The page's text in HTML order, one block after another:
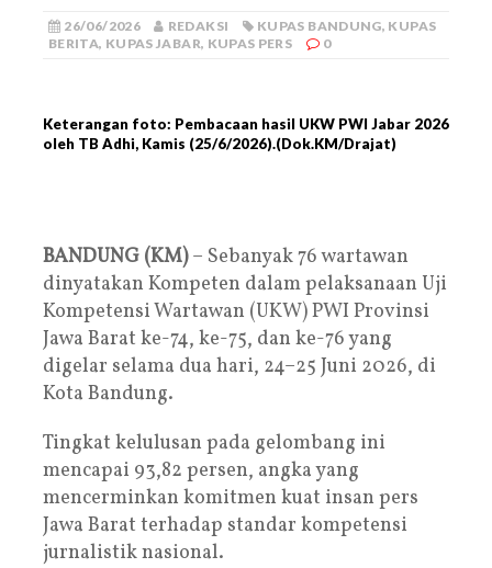
26/06/2026 REDAKSI KUPAS BANDUNG, KUPAS
BERITA, KUPAS JABAR, KUPAS PERS 0
Keterangan foto: Pembacaan hasil UKW PWI Jabar 2026
oleh TB Adhi, Kamis (25/6/2026).(Dok.KM/Drajat)
BANDUNG (KM)– Sebanyak 76 wartawan
dinyatakan Kompeten dalam pelaksanaan Uji
Kompetensi Wartawan (UKW) PWI Provinsi
Jawa Barat ke-74, ke-75, dan ke-76 yang
digelar selama dua hari, 24–25 Juni 2026, di
Kota Bandung.
Tingkat kelulusan pada gelombang ini
mencapai 93,82 persen, angka yang
mencerminkan komitmen kuat insan pers
Jawa Barat terhadap standar kompetensi
jurnalistik nasional.